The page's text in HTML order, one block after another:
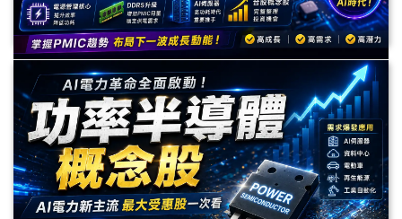
PMIC概念股有哪些？DDR5與AI電力需求爆發，台股受惠股一
次看
PMIC（電源管理IC）雖然不像GPU、CPO般熱門，卻是AI伺服器、DDR5記
憶體與資料中心不可或缺的關鍵元件。本文整理PMIC產業趨勢、DDR5帶來
的新需求，以及最值得關注的台股PMIC概念股與未來展望。